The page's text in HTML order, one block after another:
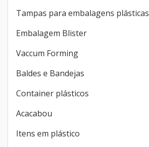
Tampas para embalagens plásticas
Embalagem Blister
Vaccum Forming
Baldes e Bandejas
Container plásticos
Acacabou
Itens em plástico